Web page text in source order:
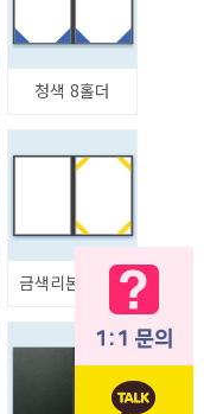
청색 8홀더
금색리본 4홀더